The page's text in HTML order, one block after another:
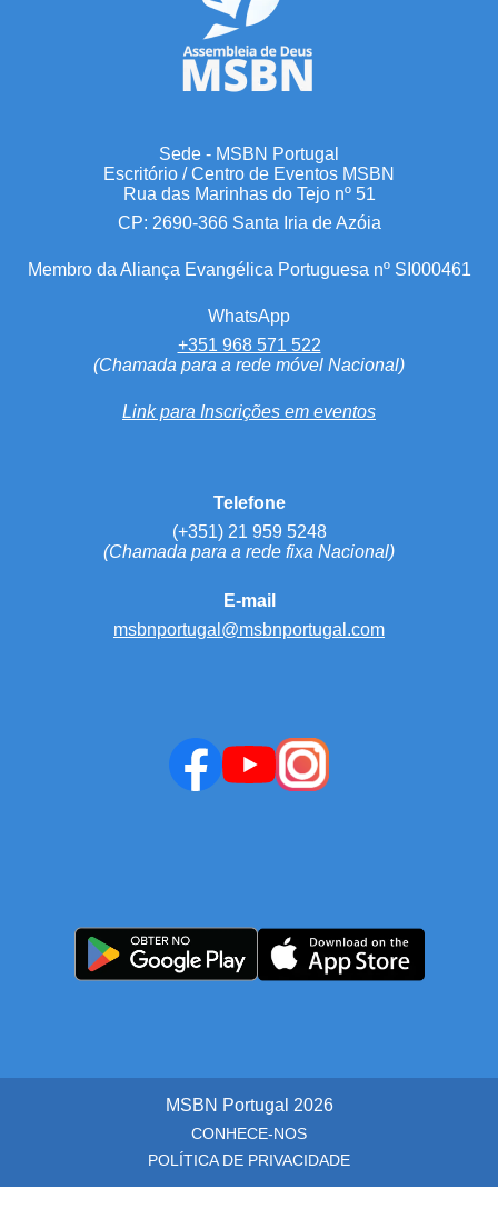
Sede - MSBN Portugal
Escritório / Centro de Eventos MSBN
Rua das Marinhas do Tejo nº 51
CP: 2690-366 Santa Iria de Azóia
Membro da Aliança Evangélica Portuguesa nº SI000461
WhatsApp
+351 968 571 522
(Chamada para a rede móvel Nacional)
Link para Inscrições em eventos
Telefone
(+351) 21 959 5248
(Chamada para a rede fixa Nacional)
E-mail
msbnportugal@msbnportugal.com
MSBN Portugal 2026
CONHECE-NOS
POLÍTICA DE PRIVACIDADE